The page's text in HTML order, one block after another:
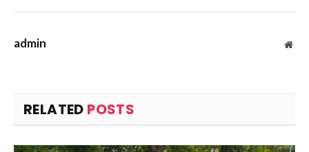
admin
RELATED POSTS